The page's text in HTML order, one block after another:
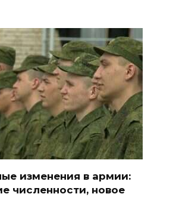
изменения в армии:
численности, новое